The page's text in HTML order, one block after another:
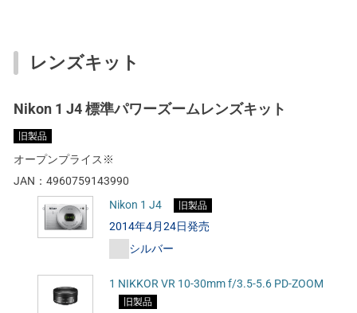
レンズキット
Nikon 1 J4 標準パワーズームレンズキット
旧製品
オープンプライス※
JAN： 4960759143990
Nikon 1 J4
旧製品
2014年4月24日発売
シルバー
1 NIKKOR VR 10-30mm f/3.5-5.6 PD-ZOOM
旧製品